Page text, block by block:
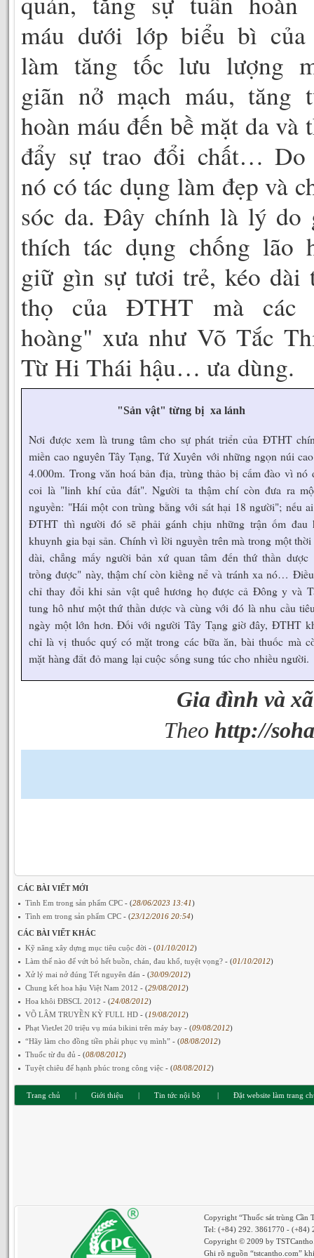
máu dưới lớp biểu bì của
làm tăng tốc lưu lượng
giãn nở mạch máu, tăng
hoàn máu đến bề mặt da và
đẩy sự trao đổi chất… Do
nó có tác dụng làm đẹp và
sóc da. Đây chính là lý do
thích tác dụng chống lão
giữ gìn sự tươi trẻ, kéo dài
thọ của ĐTHT mà các
hoàng" xưa như Võ Tắc
Từ Hi Thái hậu… ưa dùng.
"Sản vật" từng bị xa lánh
Nơi được xem là trung tâm cho sự phát triển của ĐTHT
miền cao nguyên Tây Tạng, Tứ Xuyên với những ngọn núi
4.000m. Trong văn hoá bản địa, trùng thảo bị cấm đào vì nó
coi là "linh khí của đất". Người ta thậm chí còn đưa ra
nguyền: "Hái một con trùng bằng với sát hại 18 người"; nếu
ĐTHT thì người đó sẽ phải gánh chịu những trận ốm đau
khuynh gia bại sản. Chính vì lời nguyền trên mà trong một
dài, chẳng mấy người bản xứ quan tâm đến thứ thần dược
trồng được" này, thậm chí còn kiềng nể và tránh xa nó…
chỉ thay đổi khi sản vật quê hương họ được cả Đông y và
tung hô như một thứ thần dược và cùng với đó là nhu cầu
ngày một lớn hơn. Đối với người Tây Tạng giờ đây, ĐTHT
chỉ là vị thuốc quý có mặt trong các bữa ăn, bài thuốc mà
mặt hàng đắt đỏ mang lại cuộc sống sung túc cho nhiều người.
Gia đình và
Theo http://
CÁC BÀI VIẾT MỚI
Tình Em trong sản phẩm CPC - (28/06/2023 13:41)
Tình em trong sản phẩm CPC - (23/12/2016 20:54)
CÁC BÀI VIẾT KHÁC
Kỹ năng xây dựng mục tiêu cuộc đời - (01/10/2012)
Làm thế nào để vứt bỏ hết buồn, chán, đau khổ, tuyệt vọng? - (01/10/2012)
Xử lý mai nở đúng Tết nguyên đán - (30/09/2012)
Chung kết hoa hậu Việt Nam 2012 - (29/08/2012)
Hoa khôi ĐBSCL 2012 - (24/08/2012)
VÕ LÂM TRUYỀN KỲ FULL HD - (19/08/2012)
Phạt VietJet 20 triệu vụ múa bikini trên máy bay - (09/08/2012)
“Hãy làm cho đồng tiền phải phục vụ mình” - (08/08/2012)
Thuốc từ đu đủ - (08/08/2012)
Tuyệt chiêu để hạnh phúc trong công việc - (08/08/2012)
Trang chủ | Giới thiệu | Tin tức nội bộ | Đặt website làm trang
Copyright “Thuốc sát trùng Cần
Tel: (+84) 292. 3861770 - (+84)
Copyright © 2009 by
Ghi rõ nguồn “tstcantho.com”